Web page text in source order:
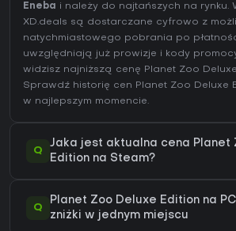
Eneba i należy do najtańszych na rynku.
XD.deals są dostarczane cyfrowo z
natychmiastowego pobrania po
uwzględniają już prowizje i kody
widzisz najniższą cenę Planet Zoo
Sprawdź historię cen Planet Zoo Deluxe
w najlepszym momencie.
Q
Jaka jest aktualna cena Planet
Edition na Steam?
Q
Planet Zoo Deluxe Edition na
zniżki w jednym miejscu